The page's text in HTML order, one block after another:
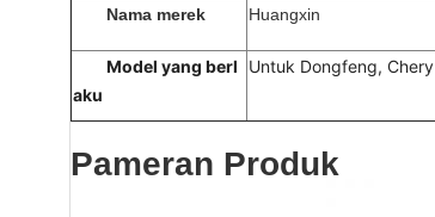
Nama merek Huangxin
Model yang berl
aku
Untuk Dongfeng, Chery
Pameran Produk